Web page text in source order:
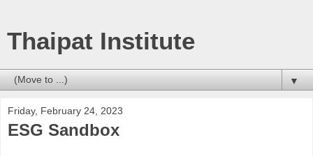
Thaipat Institute
▼
Friday, February 24, 2023
ESG Sandbox